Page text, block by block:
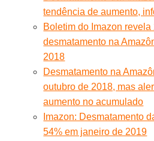
tendência de aumento,
Boletim do Imazon revela
desmatamento na
2018
Desmatamento na
outubro de 2018, mas
aumento no acumulado
Imazon: Desmatamento
54% em janeiro de 2019